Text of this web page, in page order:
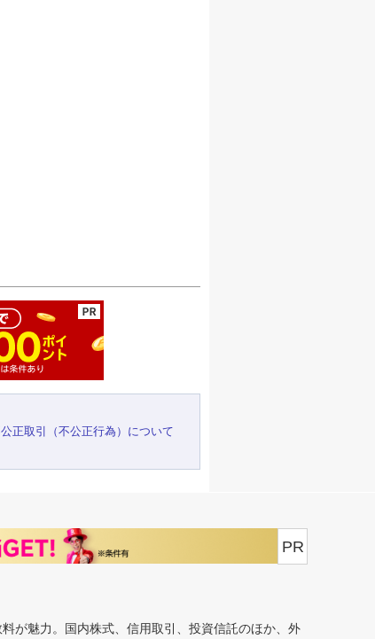
正取引（不公正行為）について
PR
が魅力。国内株式、信用取引、投資信託のほか、外